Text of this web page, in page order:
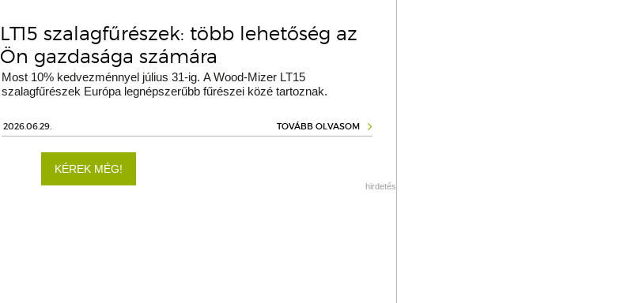
LT15 szalagfűrészek: több lehetőség az
Ön gazdasága számára
Most 10% kedvezménnyel július 31-ig. A Wood-Mizer LT15
szalagfűrészek Európa legnépszerűbb fűrészei közé tartoznak.
2026.06.29. TOVÁBB OLVASOM
KÉREK MÉG!
hirdetés